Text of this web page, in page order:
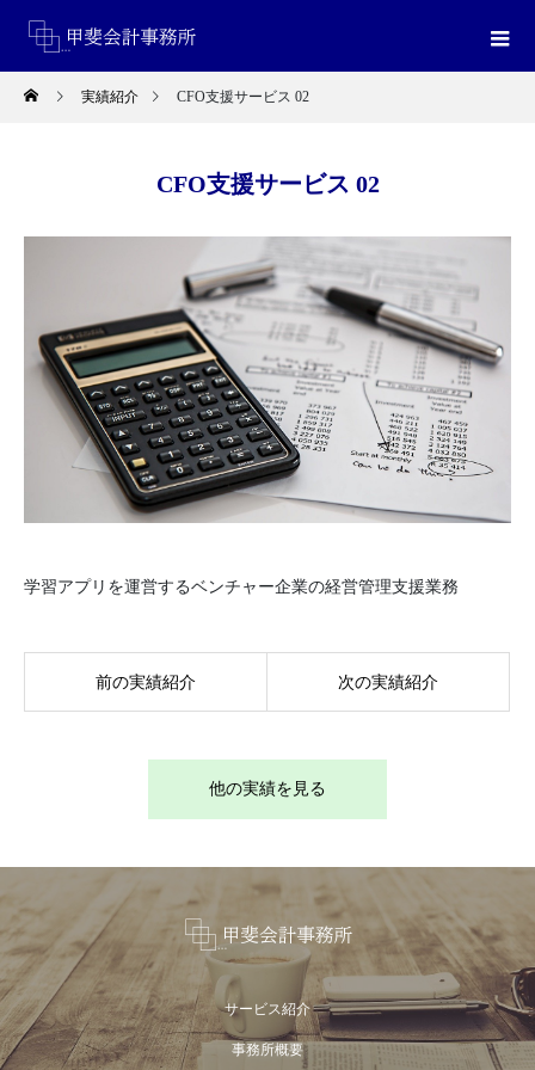
実績紹介 CFO支援サービス 02
CFO支援サービス 02
学習アプリを運営するベンチャー企業の経営管理支援業務
前の実績紹介 次の実績紹介
他の実績を見る
サービス紹介
事務所概要